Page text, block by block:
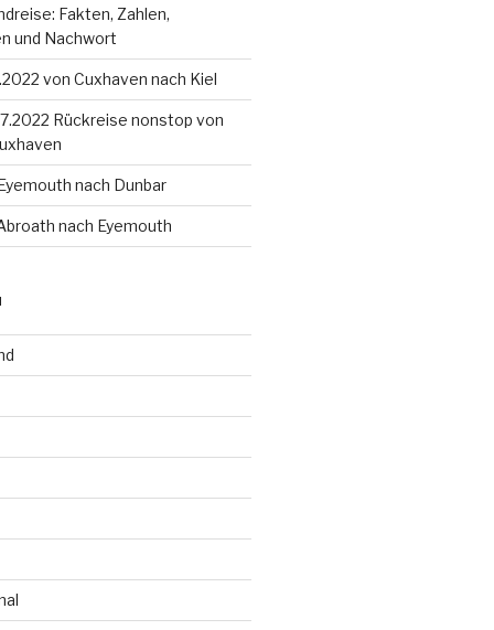
Fakten, Zahlen,
und Nachwort
von Cuxhaven nach Kiel
Rückreise nonstop von
nach Dunbar
nach Eyemouth